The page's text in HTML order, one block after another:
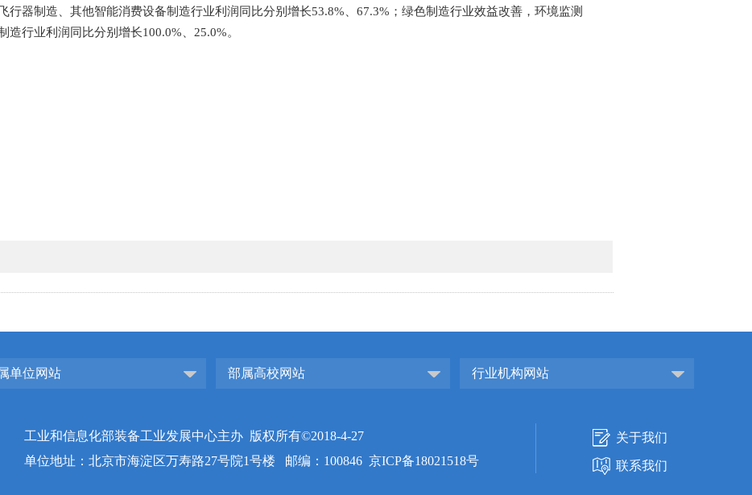
行器制造、其他智能消费设备制造行业利润同比分别增长53.8%、67.3%；绿色制造行业效益改善，环境监测
行业利润同比分别增长100.0%、25.0%。
单位网站 部属高校网站 行业机构网站
工业和信息化部装备工业发展中心主办 版权所有©2018-4-27
单位地址：北京市海淀区万寿路27号院1号楼 邮编：100846 京ICP备18021518号
关于我们
联系我们